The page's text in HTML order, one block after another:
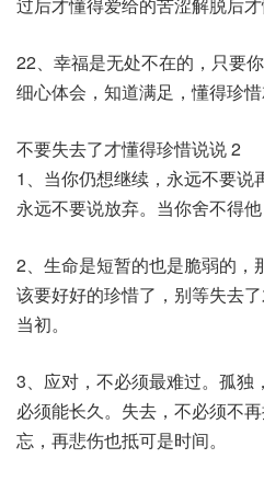
22、幸福是无处不在的，只要
细心体会，知道满足，懂得珍惜
不要失去了才懂得珍惜说说 2
1、当你仍想继续，永远不要说
永远不要说放弃。当你舍不得
2、生命是短暂的也是脆弱的，
该要好好的珍惜了，别等失去
当初。
3、应对，不必须最难过。孤独
必须能长久。失去，不必须不
忘，再悲伤也抵可是时间。